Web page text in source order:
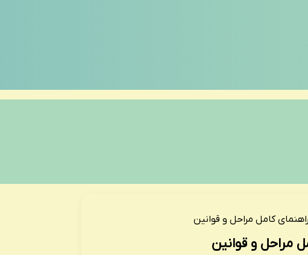
کامل مراحل و قوانین
مراحل و قوانین